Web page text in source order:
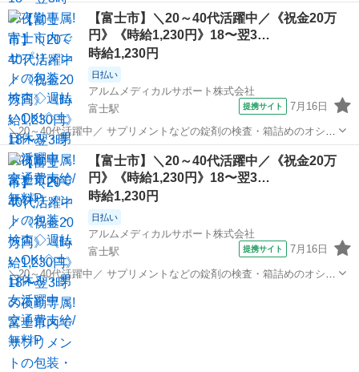
ト。 重たいものは一切ありません! 健康食品に関わるオシゴトなの
で、 工場内は清潔に保たれていて働きやすい環境です。 サプリメント
等の箱詰め・検査などの...
静岡 富士市 富士駅
【富士市】＼20～40代活躍中／《祝金20万
円》《時給1,230円》18〜翌3…
時給1,230円
日払い
アルムメディカルサポート株式会社
富士駅
提携サイト 7月16日
＼20～40代活躍中／ サプリメントなどの錠剤の検査・箱詰めのオシゴ
ト。 重たいものは一切ありません! 健康食品に関わるオシゴトなの
で、 工場内は清潔に保たれていて働きやすい環境です。 サプリメント
等の箱詰め・検査などの...
静岡 富士市 富士駅
【富士市】＼20～40代活躍中／《祝金20万
円》《時給1,230円》18〜翌3…
時給1,230円
日払い
アルムメディカルサポート株式会社
富士駅
提携サイト 7月16日
＼20～40代活躍中／ サプリメントなどの錠剤の検査・箱詰めのオシゴ
ト。 重たいものは一切ありません! 健康食品に関わるオシゴトなの
で、 工場内は清潔に保たれていて働きやすい環境です。 サプリメント
等の箱詰め・検査などの...
静岡 富士市